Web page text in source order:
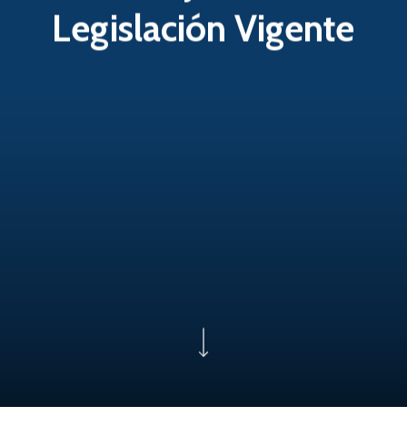
Legislación Vigente